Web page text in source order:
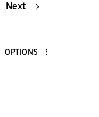
Next
OPTIONS